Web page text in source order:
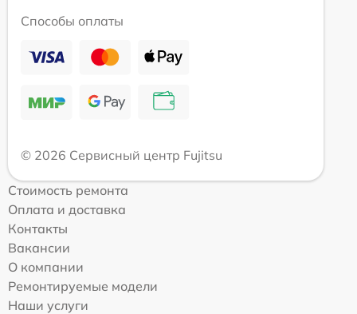
Способы оплаты
© 2026 Сервисный центр Fujitsu
Стоимость ремонта
Оплата и доставка
Контакты
Вакансии
О компании
Ремонтируемые модели
Наши услуги